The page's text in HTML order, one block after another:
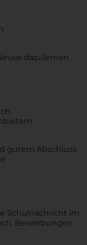
dazulernen
gutem Abschluss
Schulnachricht im
Bewerbungen